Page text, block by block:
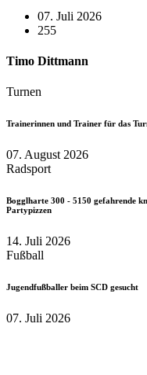
07. Juli 2026
255
Timo Dittmann
Turnen
Trainerinnen und Trainer für das
07. August 2026
Radsport
Bogglharte 300 - 5150 gefahrende
Partypizzen
14. Juli 2026
Fußball
Jugendfußballer beim SCD gesucht
07. Juli 2026